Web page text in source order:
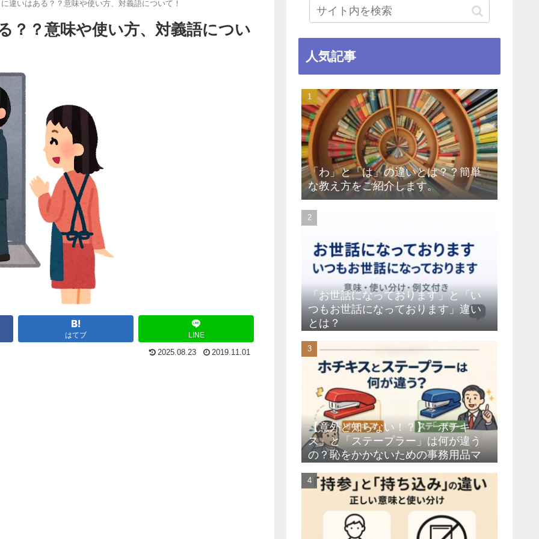
に違いはある？？意味や使い方、対義語について！
？？意味や使い方、対義語につい
はてブ LINE
2025.08.23 2019.11.01
人気記事
「わ」と「は」の違いとは？？簡単
な教え方をご紹介します。
「お世話になっております」と「い
つもお世話になっております」違い
とは？
【意外と知らない！？】「ホチキ
ス」と「ステープラー」は何が違う
の？恥をかかないための事務用品マ